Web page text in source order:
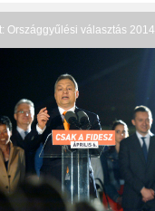
Országgyűlési választás 2014